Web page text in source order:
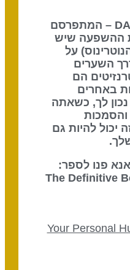
“הנוף היומי” DAILY VIEW – המתפרסם
ההשפעה שיש
הנוטרינוס) על
השערים
הם
באחרים
לך, כשאתה
יכול להיות גם
פנו לספר:
The Definitive
Your Personal